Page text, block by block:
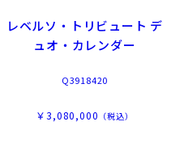
レベルソ・トリビュート デ
ュオ・カレンダー
Q3918420
￥3,080,000 （税込）